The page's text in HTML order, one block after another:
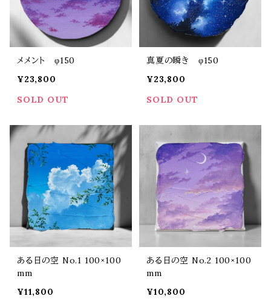
メメント φ150
¥23,800
SOLD OUT
真夏の瞬き φ150
¥23,800
SOLD OUT
ある日の空 No.1 100×100
mm
¥11,800
ある日の空 No.2 100×100
mm
¥10,800